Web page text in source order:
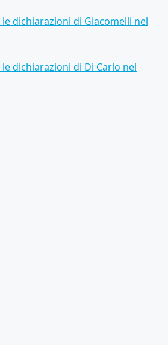
le dichiarazioni di Giacomelli nel
le dichiarazioni di Di Carlo nel